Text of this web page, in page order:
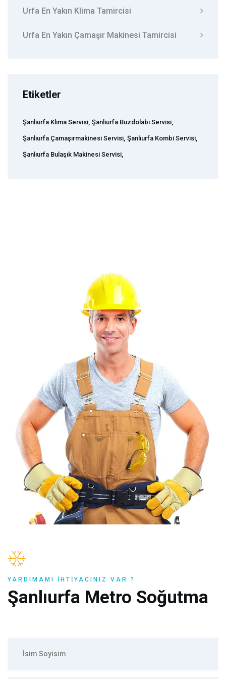
Urfa En Yakın Klima Tamircisi
Urfa En Yakın Çamaşır Makinesi Tamircisi
Etiketler
Şanlıurfa Klima Servisi, Şanlıurfa Buzdolabı Servisi,
Şanlıurfa Çamaşırmakinesi Servisi, Şanlıurfa Kombi Servisi,
Şanlıurfa Bulaşık Makinesi Servisi,
YARDIMAMI İHTIYACINIZ VAR ?
Şanlıurfa Metro Soğutma